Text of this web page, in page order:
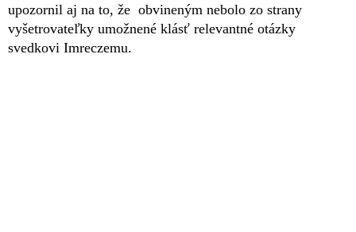
upozornil aj na to, že obvineným nebolo zo strany
vyšetrovateľky umožnené klásť relevantné otázky
svedkovi Imreczemu.